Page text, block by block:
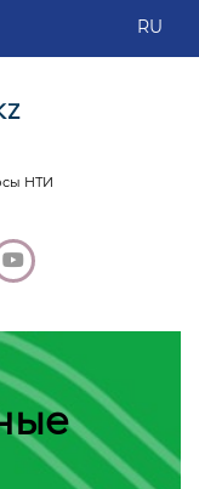
RU
НТИ